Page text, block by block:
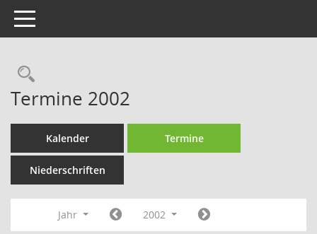
Toggle navigation
Rechercheauswahl
Termine 2002
Kalender Termine
Niederschriften
Jahr 2002